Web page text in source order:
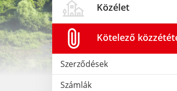
Közélet
Kötelező
Szerződések
Számlák